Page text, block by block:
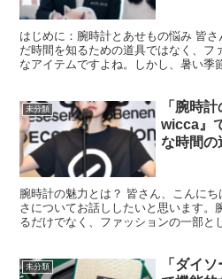
はじめに：腕時計とあせもの悩み 皆
だ時間を知るための道具ではなく、フ
なアイテムですよね。しかし、暑い季
未分類
「腕時
wicca』
な時間の
腕時計の魅力とは？ 皆さん、こんに
さについてお話ししたいと思います。
るだけでなく、ファッションの一部と
未分類
「ダイ